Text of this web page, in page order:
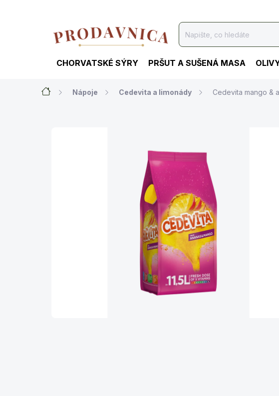
CHORVATSKÉ SÝRY PRŠUT A SUŠENÁ MASA
Domů Nápoje Cedevita a limonády Cedevita mango &